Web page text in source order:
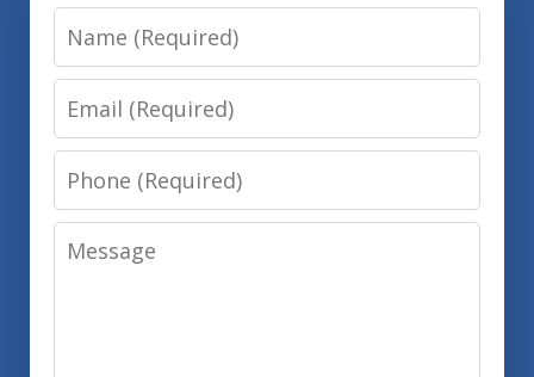
Name
Email
Phone
Message